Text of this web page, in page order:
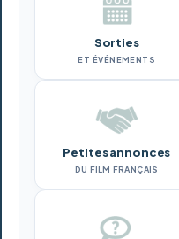
Sorties
ET ÉVÉNEMENTS
Petites annonces
DU FILM FRANÇAIS